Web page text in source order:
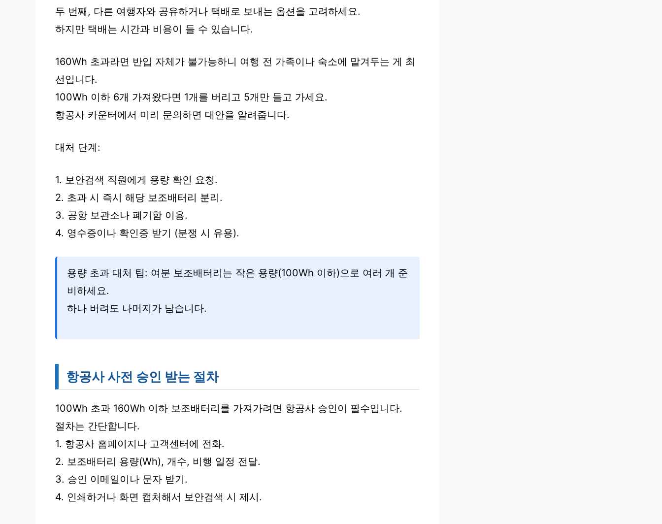
두 번째, 다른 여행자와 공유하거나 택배로 보내는 옵션을 고려하세요.
하지만 택배는 시간과 비용이 들 수 있습니다.
160Wh 초과라면 반입 자체가 불가능하니 여행 전 가족이나 숙소에 맡겨두는 게 최
선입니다.
100Wh 이하 6개 가져왔다면 1개를 버리고 5개만 들고 가세요.
항공사 카운터에서 미리 문의하면 대안을 알려줍니다.
대처 단계:
1. 보안검색 직원에게 용량 확인 요청.
2. 초과 시 즉시 해당 보조배터리 분리.
3. 공항 보관소나 폐기함 이용.
4. 영수증이나 확인증 받기 (분쟁 시 유용).
용량 초과 대처 팁: 여분 보조배터리는 작은 용량(100Wh 이하)으로 여러 개 준
비하세요.
하나 버려도 나머지가 남습니다.
항공사 사전 승인 받는 절차
100Wh 초과 160Wh 이하 보조배터리를 가져가려면 항공사 승인이 필수입니다.
절차는 간단합니다.
1. 항공사 홈페이지나 고객센터에 전화.
2. 보조배터리 용량(Wh), 개수, 비행 일정 전달.
3. 승인 이메일이나 문자 받기.
4. 인쇄하거나 화면 캡처해서 보안검색 시 제시.